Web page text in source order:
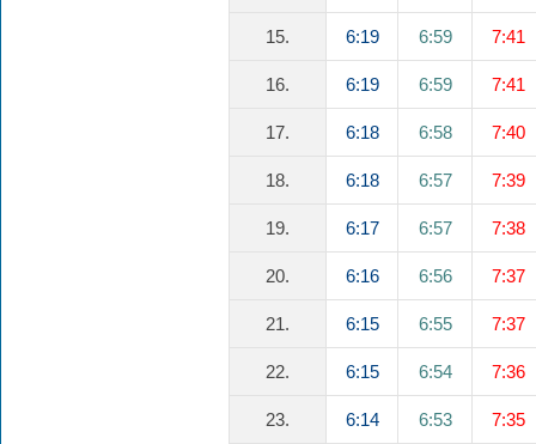
15. 6:19 6:59 7:41
16. 6:19 6:59 7:41
17. 6:18 6:58 7:40
18. 6:18 6:57 7:39
19. 6:17 6:57 7:38
20. 6:16 6:56 7:37
21. 6:15 6:55 7:37
22. 6:15 6:54 7:36
23. 6:14 6:53 7:35